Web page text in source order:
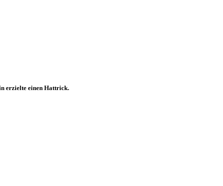
erzielte einen Hattrick.